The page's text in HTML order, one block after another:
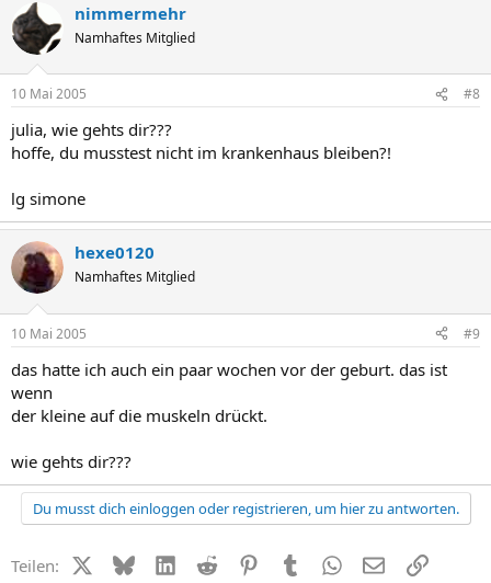
nimmermehr
Namhaftes Mitglied
10 Mai 2005 #8
julia, wie gehts dir???
hoffe, du musstest nicht im krankenhaus bleiben?!
lg simone
hexe0120
Namhaftes Mitglied
10 Mai 2005 #9
das hatte ich auch ein paar wochen vor der geburt. das ist
wenn
der kleine auf die muskeln drückt.
wie gehts dir???
Du musst dich einloggen oder registrieren, um hier zu antworten.
Teilen: X (Twitter)
BlueskyLinkedIn
Reddit PinterestTumblr WhatsApp
E-MailLink